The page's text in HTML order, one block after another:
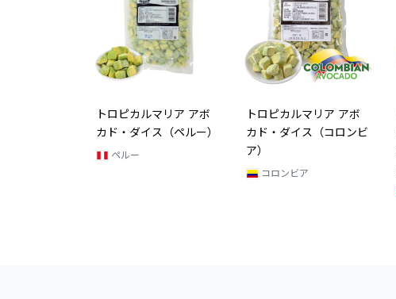
トロピカルマリア アボ
カド・ダイス（ペルー）
ペルー
トロピカルマリア アボ
カド・ダイス（コロンビ
ア）
コロンビア